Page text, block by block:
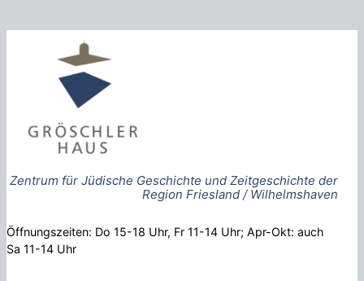
Inhalt
springen
Zentrum für Jüdische Geschichte und Zeitgeschichte der
Region Friesland / Wilhelmshaven
Öffnungszeiten: Do 15-18 Uhr, Fr 11-14 Uhr; Apr-Okt: auch
Sa 11-14 Uhr